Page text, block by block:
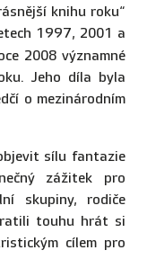
knihu roku“
1997, 2001 a
2008 významné
Jeho díla byla
o mezinárodním
sílu fantazie
zážitek pro
skupiny, rodiče
touhu hrát si
cílem pro